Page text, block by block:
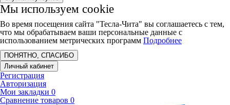
Мы используем cookie
Во время посещения сайта "Тесла-Чита" вы соглашаетесь с тем,
что мы обрабатываем ваши персональные данные с
использованием метрических программ Подробнее
ПОНЯТНО, СПАСИБО
Личный кабинет
Регистрация
Авторизация
Мои закладки 0
Сравнение товаров 0